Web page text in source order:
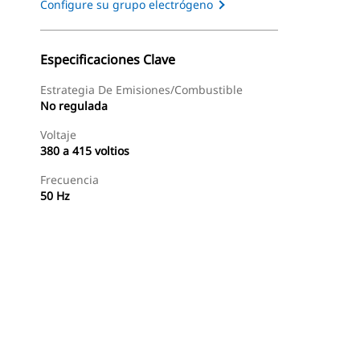
Configure su grupo electrógeno
Especificaciones Clave
Estrategia De Emisiones/combustible
No regulada
Voltaje
380 a 415 voltios
Frecuencia
50 Hz